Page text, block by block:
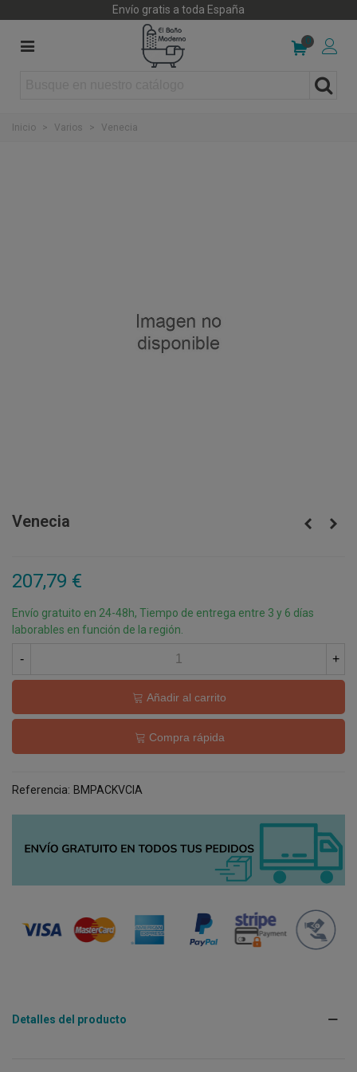
Envío gratis a toda España
0
Inicio > Varios > Venecia
Venecia
207,79 €
Envío gratuito en 24-48h, Tiempo de entrega entre 3 y 6 días
laborables en función de la región.
- +
Añadir al carrito
Compra rápida
Referencia: BMPACKVCIA
Detalles del producto